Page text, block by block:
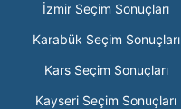
İzmir Seçim Sonuçları
Karabük Seçim Sonuçları
Kars Seçim Sonuçları
Kayseri Seçim Sonuçları